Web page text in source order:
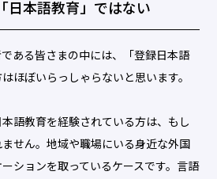
日本語教育」ではない
ある皆さまの中には、「登録日本語
ほぼいらっしゃらないと思います。
語教育を経験されている方は、もし
せん。地域や職場にいる身近な外国
ションを取っているケースです。言語